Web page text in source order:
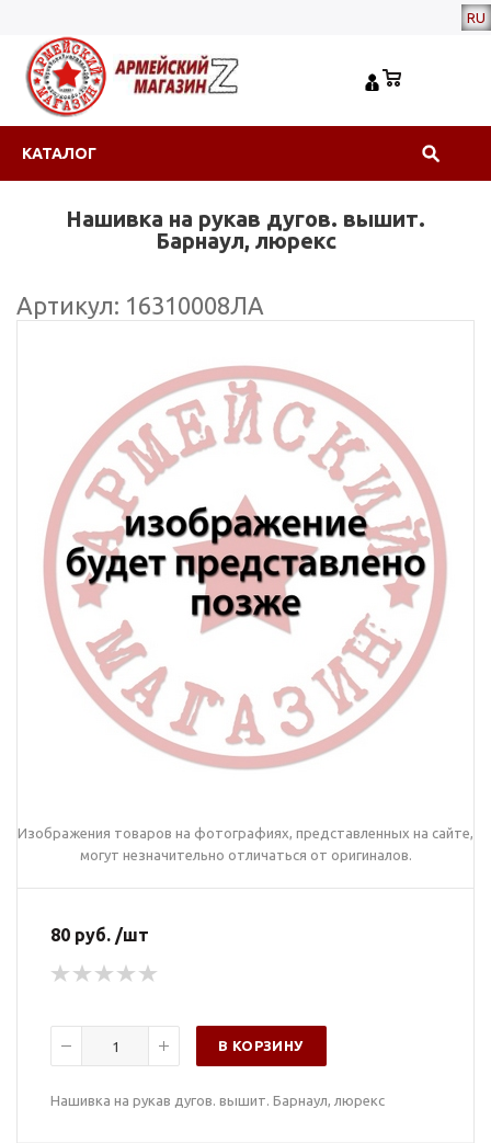
RU
КАТАЛОГ
Нашивка на рукав дугов. вышит.
Барнаул, люрекс
Артикул: 16310008ЛА
Изображения товаров на фотографиях, представленных на сайте,
могут незначительно отличаться от оригиналов.
80 руб. /шт
В КОРЗИНУ
Нашивка на рукав дугов. вышит. Барнаул, люрекс